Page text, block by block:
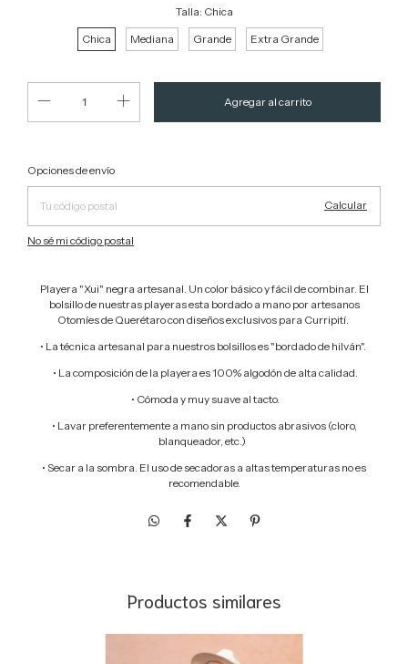
Talla: Chica
Chica
Mediana Grande Extra Grande
Entregas para el CP:
Opciones de envío
Calcular
No sé mi código postal
Playera "Xui" negra artesanal. Un color básico y fácil de combinar. El
bolsillo de nuestras playeras esta bordado a mano por artesanos
Otomíes de Querétaro con diseños exclusivos para Curripití.
• La técnica artesanal para nuestros bolsillos es "bordado de hilván".
• La composición de la playera es 100% algodón de alta calidad.
• Cómoda y muy suave al tacto.
• Lavar preferentemente a mano sin productos abrasivos (cloro,
blanqueador, etc.)
• Secar a la sombra. El uso de secadoras a altas temperaturas no es
recomendable.
Productos similares